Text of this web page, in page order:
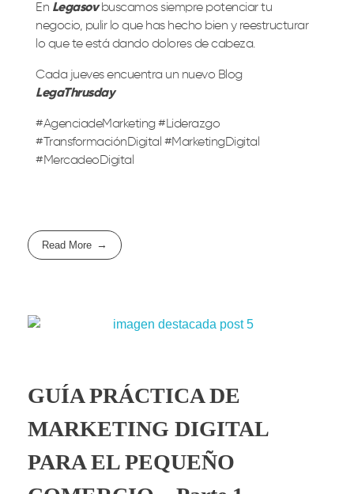
En Legasovbuscamos siempre potenciar tu
negocio, pulir lo que has hecho bien y reestructurar
lo que te está dando dolores de cabeza.
Cada jueves encuentra un nuevo Blog
LegaThrusday
#AgenciadeMarketing #Liderazgo
#TransformaciónDigital #MarketingDigital
#MercadeoDigital
Read More
GUÍA PRÁCTICA DE
MARKETING DIGITAL
PARA EL PEQUEÑO